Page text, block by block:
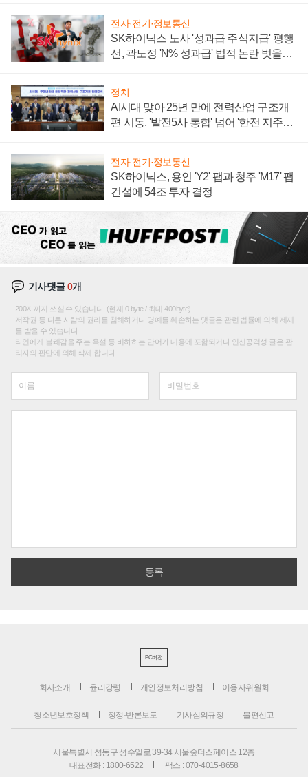
전자·전기·정보통신
SK하이닉스 노사 '성과급 주식지급' 평행
선, 곽노정 'N% 성과급' 법적 논란 벗을지
정치
AI시대 맞아 25년 만에 전력산업 구조개
편 시동, '발전5사 통합' 넘어 '한전 지주사'
전자·전기·정보통신
SK하이닉스, 용인 'Y2' 팹과 청주 'M17' 팹
건설에 54조 투자 결정
기사댓글0개
200자까지 쓰실 수 있습니다. (현재 0 byte / 최대 400byte)
저작권 등 다른 사람의 권리를 침해하거나 명예를 훼손하는 댓글은 관련 법률에 의해 제재
를 받을 수 있습니다.
타인에게 불쾌감을 주는 욕설 등 비하하는 단어가 내용에 포함되거나 인신공격성 글은 관
리자의 판단에 의해 삭제 합니다.
PC버전
회사소개 윤리강령 개인정보처리방침 이용자위원회
청소년보호정책 정정·반론보도 기사심의규정 불편신고
서울특별시 성동구 성수일로 39-34 서울숲더스페이스 12층
대표전화 : 1800-6522
팩스 : 070-4015-8658